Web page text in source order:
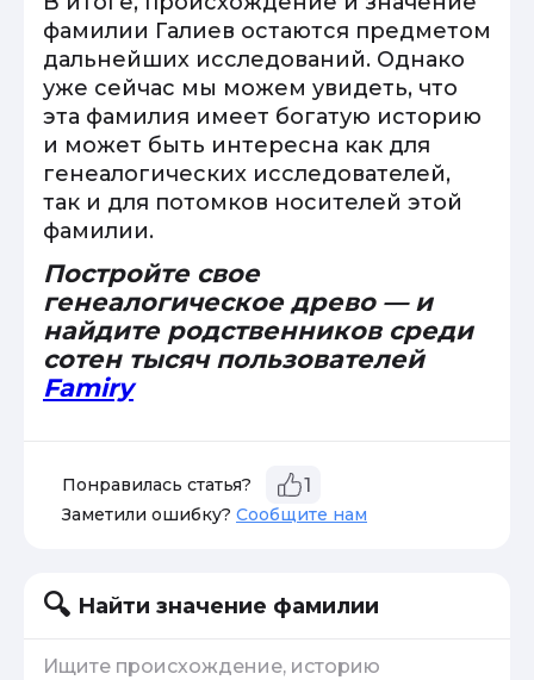
фамилии Галиев остаются предметом
дальнейших исследований. Однако
уже сейчас мы можем увидеть, что
эта фамилия имеет богатую историю
и может быть интересна как для
генеалогических исследователей,
так и для потомков носителей этой
фамилии.
Постройте свое
генеалогическое древо — и
найдите родственников среди
сотен тысяч пользователей
Famiry
Понравилась статья? 1
Заметили ошибку? Сообщите нам
Найти значение фамилии
Ищите происхождение, историю